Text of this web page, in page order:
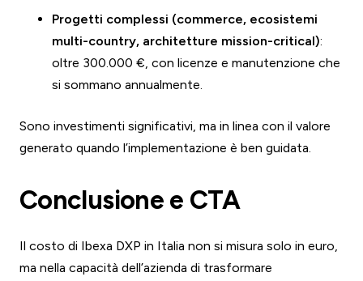
Progetti complessi (commerce, ecosistemi
multi-country, architetture mission-critical):
oltre 300.000 €, con licenze e manutenzione che
si sommano annualmente.
Sono investimenti significativi, ma in linea con il valore
generato quando l’implementazione è ben guidata.
Conclusione e CTA
Il costo di Ibexa DXP in Italia non si misura solo in euro,
ma nella capacità dell’azienda di trasformare